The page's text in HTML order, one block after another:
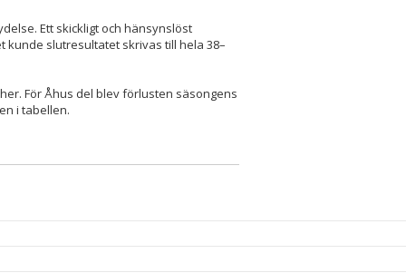
Ett skickligt och hänsynslöst
kunde slutresultatet skrivas till hela 38–
För Åhus del blev förlusten säsongens
i tabellen.